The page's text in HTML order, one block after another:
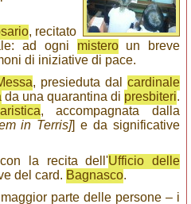
, recitato
ad ogni misteroun breve
di iniziative di pace.
, presieduta dal cardinale
da una quarantina di presbiteri.
, accompagnata dalla
in Terris]] e da significative
la recita dell'Ufficio delle
del card. Bagnasco.
parte delle persone – i